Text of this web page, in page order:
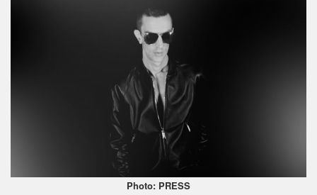
Photo: PRESS